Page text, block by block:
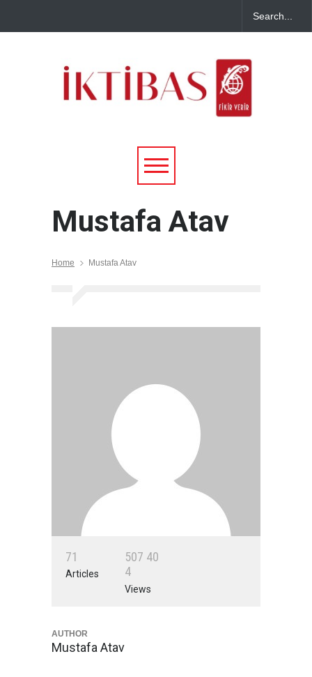
Mustafa Atav
Home Mustafa Atav
71
Articles
507 40
4
Views
AUTHOR
Mustafa Atav